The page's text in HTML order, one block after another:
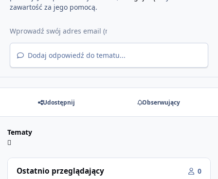
zawartość za jego pomocą.
Dodaj odpowiedź do tematu...
Udostępnij Obserwujący
Tematy
Ostatnio przeglądający 0